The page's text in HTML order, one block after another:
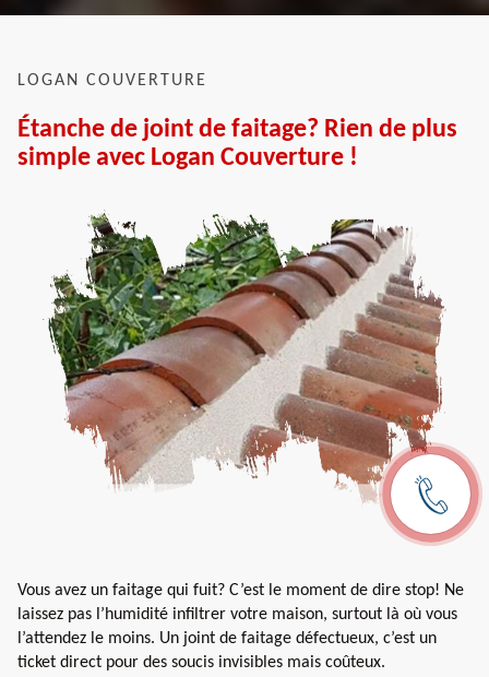
LOGAN COUVERTURE
Étanche de joint de faitage? Rien de plus
simple avec Logan Couverture !
Vous avez un faitage qui fuit? C’est le moment de dire stop! Ne
laissez pas l’humidité infiltrer votre maison, surtout là où vous
l’attendez le moins. Un joint de faitage défectueux, c’est un
ticket direct pour des soucis invisibles mais coûteux.